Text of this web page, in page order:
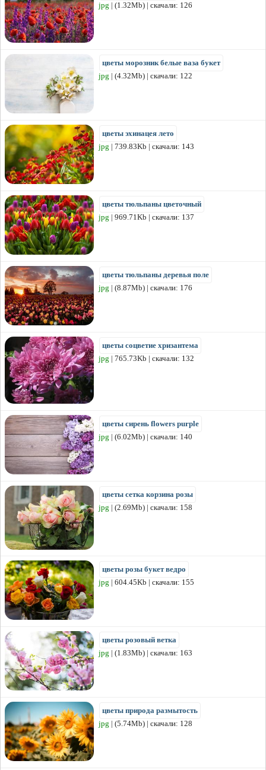
jpg | (1.32Mb) | скачали: 126
цветы морозник белые ваза букет
jpg | (4.32Mb) | скачали: 122
цветы эхинацея лето
jpg | 739.83Kb | скачали: 143
цветы тюльпаны цветочный
jpg | 969.71Kb | скачали: 137
цветы тюльпаны деревья поле
jpg | (8.87Mb) | скачали: 176
цветы соцветие хризантема
jpg | 765.73Kb | скачали: 132
цветы сирень flowers purple
jpg | (6.02Mb) | скачали: 140
цветы сетка корзина розы
jpg | (2.69Mb) | скачали: 158
цветы розы букет ведро
jpg | 604.45Kb | скачали: 155
цветы розовый ветка
jpg | (1.83Mb) | скачали: 163
цветы природа размытость
jpg | (5.74Mb) | скачали: 128